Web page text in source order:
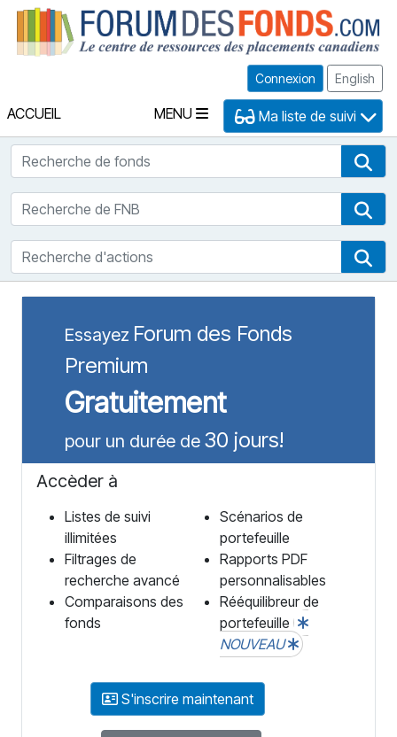
Connexion English
ACCUEIL MENU Ma liste de suivi
Recherche de fonds
Recherche de FNB
Recherche d'actions
Essayez Forum des Fonds
Premium
Gratuitement
pour un durée de 30 jours!
Accèder à
Listes de suivi
illimitées
Filtrages de
recherche avancé
Comparaisons des
fonds
Scénarios de
portefeuille
Rapports PDF
personnalisables
Rééquilibreur de
portefeuille
NOUVEAU
S'inscrire maintenant